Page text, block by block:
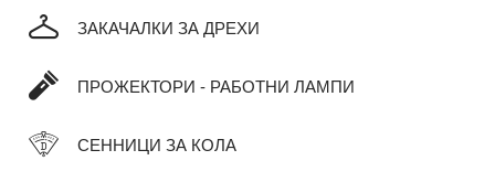
ЗАКАЧАЛКИ ЗА ДРЕХИ
ПРОЖЕКТОРИ - РАБОТНИ ЛАМПИ
СЕННИЦИ ЗА КОЛА